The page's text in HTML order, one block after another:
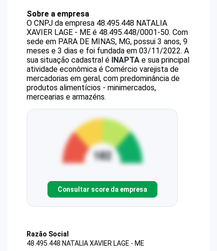
Sobre a empresa
O CNPJ da empresa 48.495.448 NATALIA
XAVIER LAGE - ME é 48.495.448/0001-50. Com
sede em PARA DE MINAS, MG, possui 3 anos, 9
meses e 3 dias e foi fundada em 03/11/2022. A
sua situação cadastral é INAPTA e sua principal
atividade econômica é Comércio varejista de
mercadorias em geral, com predominância de
produtos alimentícios - minimercados,
mercearias e armazéns.
Consultar score da empresa
Razão Social
48.495.448 NATALIA XAVIER LAGE - ME